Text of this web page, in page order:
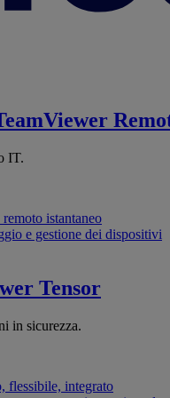
IT.
istantaneo
e gestione dei dispositivi
Tensor
in sicurezza.
flessibile, integrato